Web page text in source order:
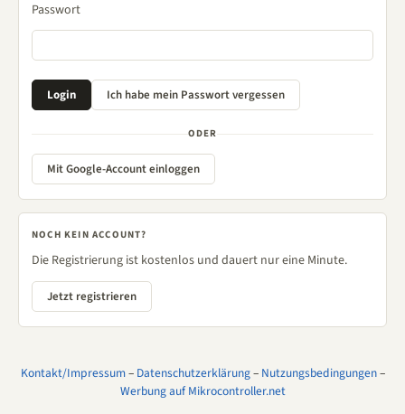
Passwort
ODER
Mit Google-Account einloggen
NOCH KEIN ACCOUNT?
Die Registrierung ist kostenlos und dauert nur eine Minute.
Jetzt registrieren
Kontakt/Impressum– Datenschutzerklärung– Nutzungsbedingungen–
Werbung auf Mikrocontroller.net